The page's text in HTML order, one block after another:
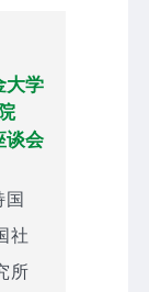
大学
谈会
社
所